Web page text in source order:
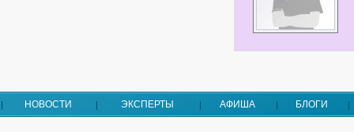
НОВОСТИ ЭКСПЕРТЫ АФИША БЛОГИ